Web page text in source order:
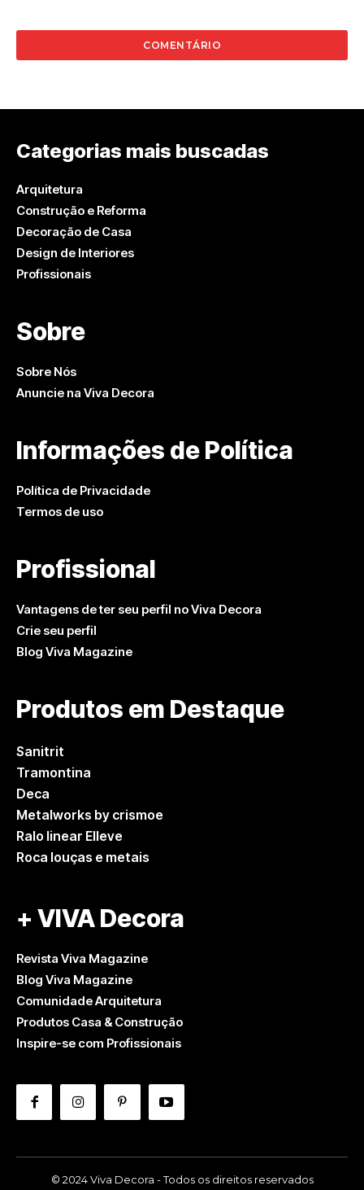
Categorias mais buscadas
Arquitetura
Construção e Reforma
Decoração de Casa
Design de Interiores
Profissionais
Sobre
Sobre Nós
Anuncie na Viva Decora
Informações de Política
Política de Privacidade
Termos de uso
Profissional
Vantagens de ter seu perfil no Viva Decora
Crie seu perfil
Blog Viva Magazine
Produtos em Destaque
Sanitrit
Tramontina
Deca
Metalworks by crismoe
Ralo linear Elleve
Roca louças e metais
+ VIVA Decora
Revista Viva Magazine
Blog Viva Magazine
Comunidade Arquitetura
Produtos Casa & Construção
Inspire-se com Profissionais
© 2024 Viva Decora - Todos os direitos reservados